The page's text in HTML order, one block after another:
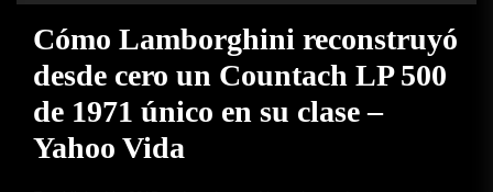
Cómo Lamborghini reconstruyó
desde cero un Countach LP 500
de 1971 único en su clase –
Yahoo Vida